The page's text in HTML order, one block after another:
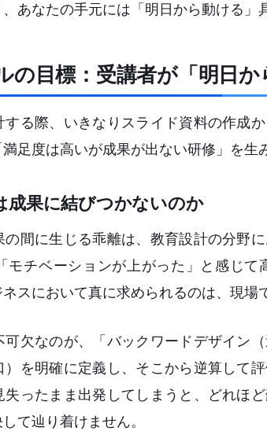
あなたの手元には「明日から動ける」
の目標：受講者が「明日
る際、いきなりスライド資料の作成
足度は高いが成果が出ない研修」を生
成果に結びつかないのか
間に生じる乖離は、教育設計の分野
モチベーションが上がった」と感じ
スにおいて真に求められるのは、現場
欠なのが、「バックワードデザイン
を明確に定義し、そこから逆算して
失ったまま出発してしまうと、どれほ
て辿り着けません。